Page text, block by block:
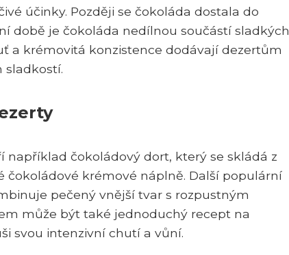
účinky. Později se čokoláda dostala do
době je čokoláda nedílnou součástí sladkých
a krémovitá konzistence dodávají dezertům
sladkostí.
čokoládový dort, který se skládá z
krémové náplně. Další populární
pečený vnější tvar s rozpustným
může být také jednoduchý recept na
svou intenzivní chutí a vůní.